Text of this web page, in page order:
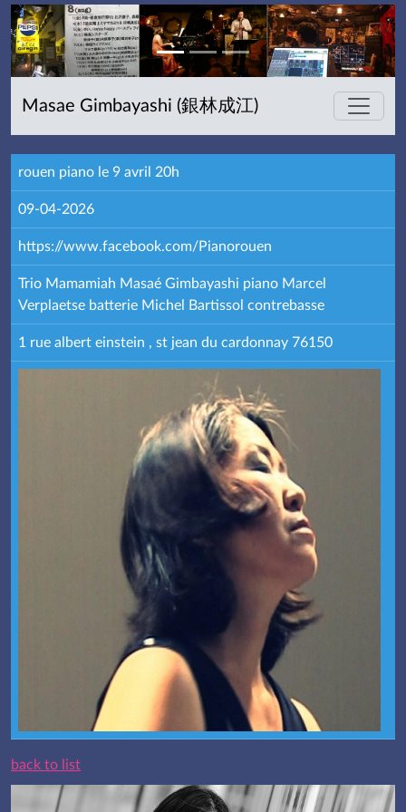
Masae Gimbayashi (銀林成江)
rouen piano le 9 avril 20h
09-04-2026
https://www.facebook.com/Pianorouen
Trio Mamamiah Masaé Gimbayashi piano Marcel
Verplaetse batterie Michel Bartissol contrebasse
1 rue albert einstein , st jean du cardonnay 76150
back to list